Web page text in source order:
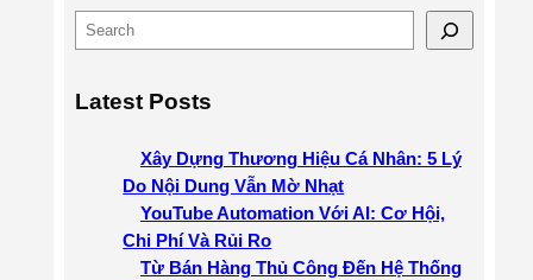
S
e
Latest Posts
Xây Dựng Thương Hiệu Cá Nhân: 5 Lý
Do Nội Dung Vẫn Mờ Nhạt
YouTube Automation Với AI: Cơ Hội,
Chi Phí Và Rủi Ro
Từ Bán Hàng Thủ Công Đến Hệ Thống